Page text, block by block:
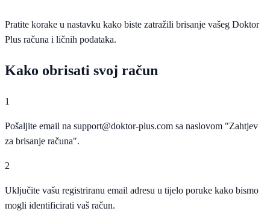
Pratite korake u nastavku kako biste zatražili brisanje vašeg Doktor
Plus računa i ličnih podataka.
Kako obrisati svoj račun
1
Pošaljite email na support@doktor-plus.com sa naslovom "Zahtjev
za brisanje računa".
2
Uključite vašu registriranu email adresu u tijelo poruke kako bismo
mogli identificirati vaš račun.